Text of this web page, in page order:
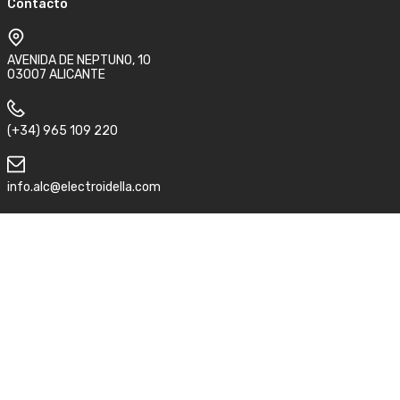
Contacto
AVENIDA DE NEPTUNO, 10
03007 ALICANTE
(+34) 965 109 220
info.alc@electroidella.com